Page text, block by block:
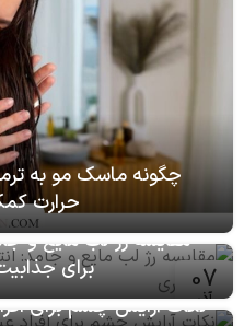
چگونه ماسک مو به
حرارت
07
آذر
مقایسه رژ لب مایع و
برای
نکات آرایش چشم برای